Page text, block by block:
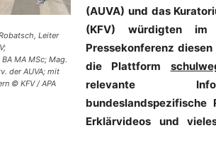
Leiter
MA MSc; Mag.
der AUVA; mit
© KFV / APA
(AUVA) und das
(KFV) würdigten im
Pressekonferenz
die Plattform
relevante
bundeslandspezifische
Erklärvideos und